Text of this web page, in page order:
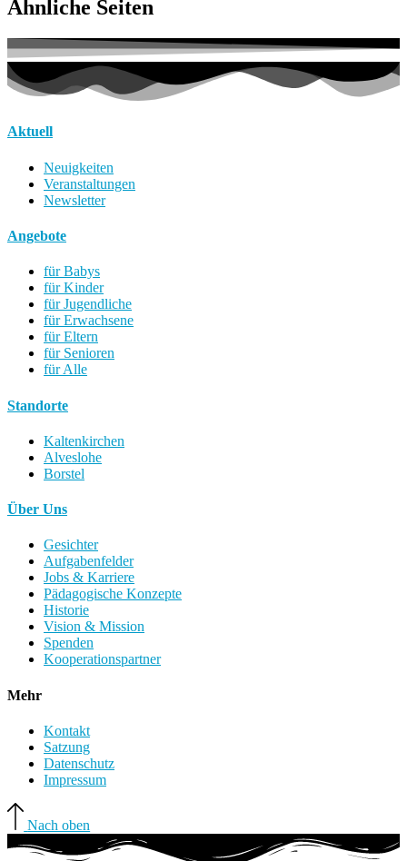
Ähnliche Seiten
Aktuell
Neuigkeiten
Veranstaltungen
Newsletter
Angebote
für Babys
für Kinder
für Jugendliche
für Erwachsene
für Eltern
für Senioren
für Alle
Standorte
Kaltenkirchen
Alveslohe
Borstel
Über Uns
Gesichter
Aufgabenfelder
Jobs & Karriere
Pädagogische Konzepte
Historie
Vision & Mission
Spenden
Kooperationspartner
Mehr
Kontakt
Satzung
Datenschutz
Impressum
Nach oben